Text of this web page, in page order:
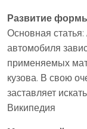
Развитие
Основная
автомобиля
применяемых
кузова. В свою
заставляет
Википедия